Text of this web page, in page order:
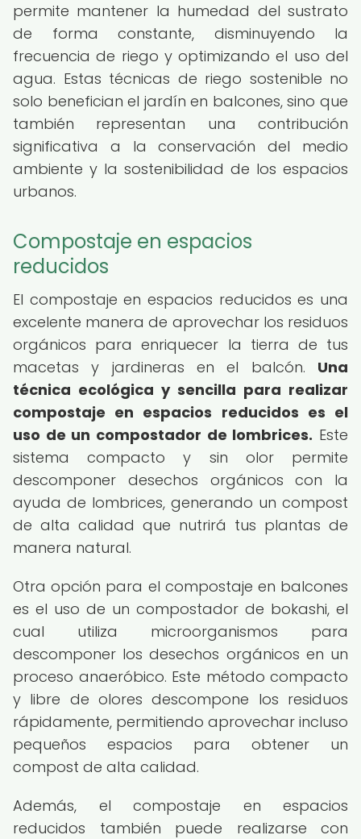
permite mantener la humedad del sustrato
de forma constante, disminuyendo la
frecuencia de riego y optimizando el uso del
agua. Estas técnicas de riego sostenible no
solo benefician el jardín en balcones, sino que
también representan una contribución
significativa a la conservación del medio
ambiente y la sostenibilidad de los espacios
urbanos.
Compostaje en espacios
reducidos
El compostaje en espacios reducidos es una
excelente manera de aprovechar los residuos
orgánicos para enriquecer la tierra de tus
macetas y jardineras en el balcón. Una
técnica ecológica y sencilla para realizar
compostaje en espacios reducidos es el
uso de un compostador de lombrices. Este
sistema compacto y sin olor permite
descomponer desechos orgánicos con la
ayuda de lombrices, generando un compost
de alta calidad que nutrirá tus plantas de
manera natural.
Otra opción para el compostaje en balcones
es el uso de un compostador de bokashi, el
cual utiliza microorganismos para
descomponer los desechos orgánicos en un
proceso anaeróbico. Este método compacto
y libre de olores descompone los residuos
rápidamente, permitiendo aprovechar incluso
pequeños espacios para obtener un
compost de alta calidad.
Además, el compostaje en espacios
reducidos también puede realizarse con